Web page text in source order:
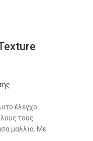
έλεγχο
τους
μαλλιά. Με